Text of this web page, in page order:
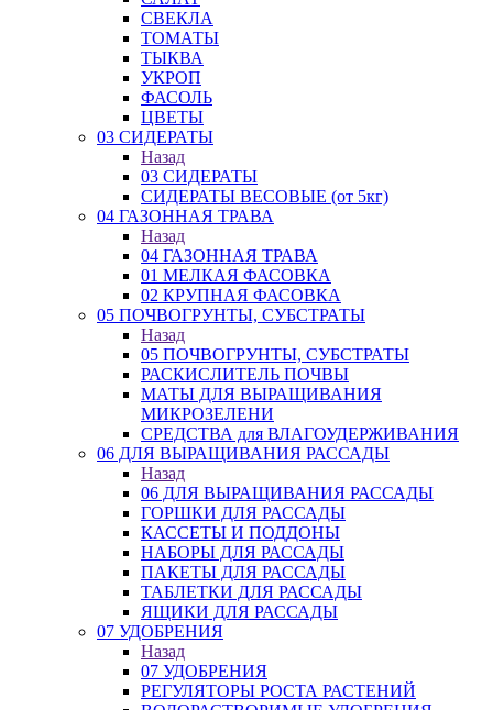
СВЕКЛА
ТОМАТЫ
ТЫКВА
УКРОП
ФАСОЛЬ
ЦВЕТЫ
03 СИДЕРАТЫ
Назад
03 СИДЕРАТЫ
СИДЕРАТЫ ВЕСОВЫЕ (от 5кг)
04 ГАЗОННАЯ ТРАВА
Назад
04 ГАЗОННАЯ ТРАВА
01 МЕЛКАЯ ФАСОВКА
02 КРУПНАЯ ФАСОВКА
05 ПОЧВОГРУНТЫ, СУБСТРАТЫ
Назад
05 ПОЧВОГРУНТЫ, СУБСТРАТЫ
РАСКИСЛИТЕЛЬ ПОЧВЫ
МАТЫ ДЛЯ ВЫРАЩИВАНИЯ
МИКРОЗЕЛЕНИ
СРЕДСТВА для ВЛАГОУДЕРЖИВАНИЯ
06 ДЛЯ ВЫРАЩИВАНИЯ РАССАДЫ
Назад
06 ДЛЯ ВЫРАЩИВАНИЯ РАССАДЫ
ГОРШКИ ДЛЯ РАССАДЫ
КАССЕТЫ И ПОДДОНЫ
НАБОРЫ ДЛЯ РАССАДЫ
ПАКЕТЫ ДЛЯ РАССАДЫ
ТАБЛЕТКИ ДЛЯ РАССАДЫ
ЯЩИКИ ДЛЯ РАССАДЫ
07 УДОБРЕНИЯ
Назад
07 УДОБРЕНИЯ
РЕГУЛЯТОРЫ РОСТА РАСТЕНИЙ